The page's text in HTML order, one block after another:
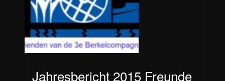
Jahresbericht 2015 Freunde